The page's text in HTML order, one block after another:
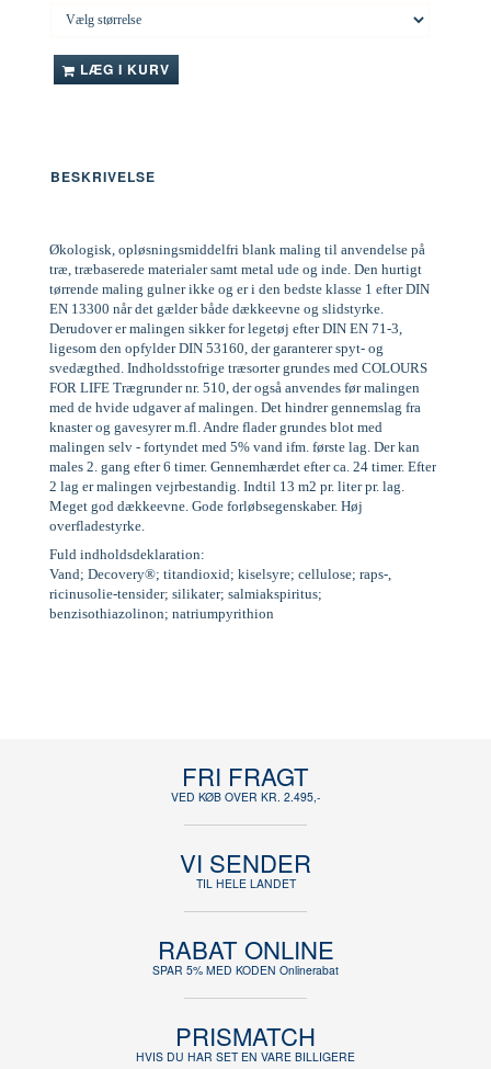
LÆG I KURV
BESKRIVELSE
Økologisk, opløsningsmiddelfri blank maling til anvendelse på
træ, træbaserede materialer samt metal ude og inde. Den hurtigt
tørrende maling gulner ikke og er i den bedste klasse 1 efter DIN
EN 13300 når det gælder både dækkeevne og slidstyrke.
Derudover er malingen sikker for legetøj efter DIN EN 71-3,
ligesom den opfylder DIN 53160, der garanterer spyt- og
svedægthed. Indholdsstofrige træsorter grundes med COLOURS
FOR LIFE Trægrunder nr. 510, der også anvendes før malingen
med de hvide udgaver af malingen. Det hindrer gennemslag fra
knaster og gavesyrer m.fl. Andre flader grundes blot med
malingen selv - fortyndet med 5% vand ifm. første lag. Der kan
males 2. gang efter 6 timer. Gennemhærdet efter ca. 24 timer. Efter
2 lag er malingen vejrbestandig. Indtil 13 m2 pr. liter pr. lag.
Meget god dækkeevne. Gode forløbsegenskaber. Høj
overfladestyrke.
Fuld indholdsdeklaration:
Vand; Decovery®; titandioxid; kiselsyre; cellulose; raps-,
ricinusolie-tensider; silikater; salmiakspiritus;
benzisothiazolinon; natriumpyrithion
FRI FRAGT
VED KØB OVER KR. 2.495,-
VI SENDER
TIL HELE LANDET
RABAT ONLINE
SPAR 5% MED KODEN Onlinerabat
PRISMATCH
HVIS DU HAR SET EN VARE BILLIGERE